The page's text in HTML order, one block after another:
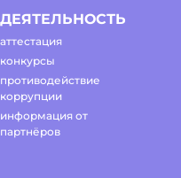
ДЕЯТЕЛЬНОСТЬ
аттестация
конкурсы
противодействие
коррупции
информация от
партнёров